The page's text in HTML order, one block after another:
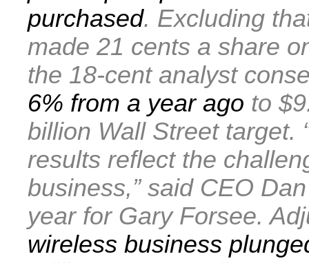
purchased. Excluding
made 21 cents a share
the 18-cent analyst
6% from a year ago to
billion Wall Street target.
results reflect the
business,” said CEO
year for Gary Forsee.
wireless business